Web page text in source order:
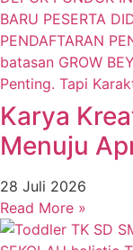
Karya
Menuju
28 Juli 2026
Read More »